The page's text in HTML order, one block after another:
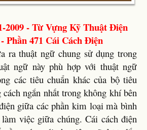
2009 - Từ Vựng Kỹ Thuật Điện
Phần 471 Cái Cách Điện
ra thuật ngữ chung sử dụng trong
ngữ này phù hợp với thuật ngữ
các tiêu chuẩn khác của bộ tiêu
cách ngắn nhất trong không khí bên
giữa các phần kim loại mà bình
việc giữa chúng. Cái cách điện